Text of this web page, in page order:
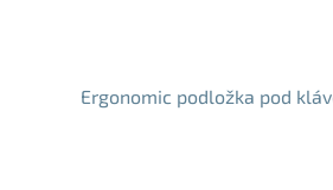
Ergonomic podložka pod